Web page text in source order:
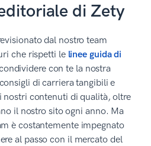
di Zety
dal nostro team
che rispetti le linee guida di
con te la nostra
di carriera tangibili e
nostri contenuti di qualità, oltre
il nostro sito ogni anno. Ma
è costantemente impegnato
al passo con il mercato del